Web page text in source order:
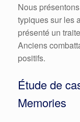
Nous
typiques sur les
présenté un
Anciens
positifs.
Étude de
Memories